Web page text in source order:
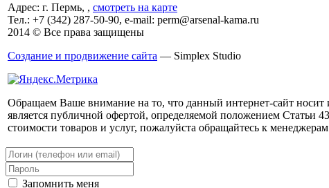
Адрес: г. Пермь, , смотреть на карте
Тел.: +7 (342) 287-50-90, e-mail: perm@arsenal-kama.ru
2014 © Все права защищены
Создание и продвижение сайта — Simplex Studio
Обращаем Ваше внимание на то, что данный интернет-сайт
является публичной офертой, определяемой положением Статьи
стоимости товаров и услуг, пожалуйста обращайтесь к
Запомнить меня